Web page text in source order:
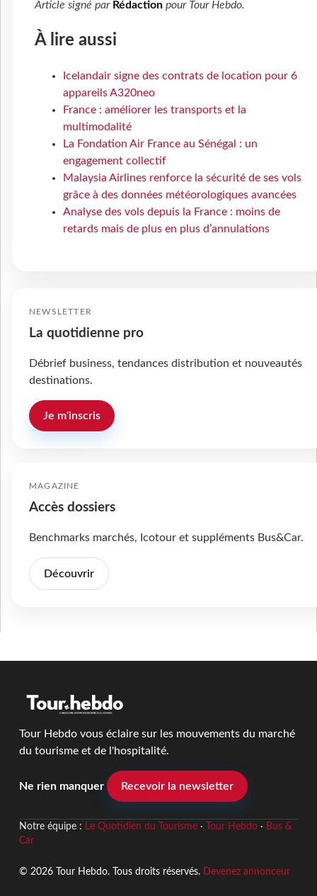
Article signé par Rédaction pour Tour Hebdo.
À lire aussi
Icelandair signe des contrats de location pour 6
appareils A320neo
France : améliorer les transports et la
multimodalité
La Fondation Air France au Sénégal : un
engagement collectif
Malaysia Airlines renforce la sécurité de ses vols
grâce à des données météorologiques avancées
Analyse des vols depuis la France : moins de
retards mais de plus en plus d’annulations
NEWSLETTER
La quotidienne pro
Débrief business, tendances distribution et nouveautés
destinations.
Je m'inscris
MAGAZINE
Accès dossiers
Benchmarks marchés, Icotour et suppléments Bus&Car.
Découvrir
Tour Hebdo vous éclaire sur les mouvements du marché
du tourisme et de l'hospitalité.
Ne rien manquer Recevoir la newsletter
Notre équipe : Le Quotidien du Tourisme· Tour Hebdo· Bus &
Car
© 2026 Tour Hebdo. Tous droits réservés. Devenez annonceur